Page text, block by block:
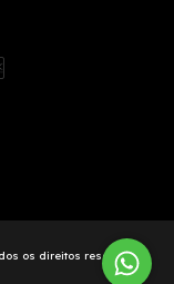
os direitos reservados.